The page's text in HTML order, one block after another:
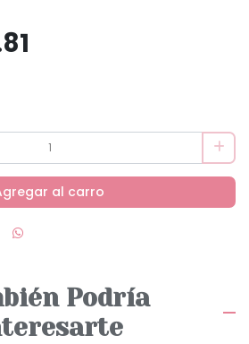
al carro
Podría